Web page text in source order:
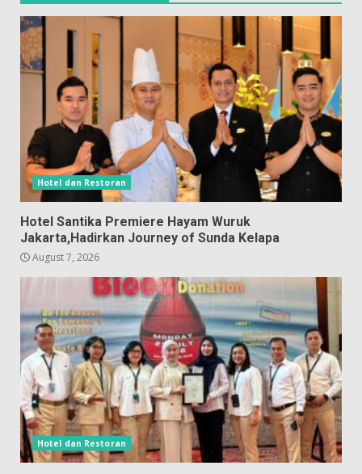
Hotel dan Restoran
Hotel Santika Premiere Hayam Wuruk
Jakarta,Hadirkan Journey of Sunda Kelapa
August 7, 2026
Hotel dan Restoran